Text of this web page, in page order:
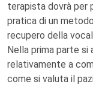
terapista dovrà per
pratica di un
recupero della
Nella prima parte
relativamente a
come si valuta il